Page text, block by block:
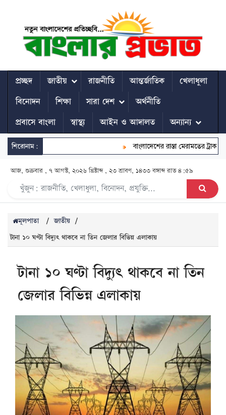
প্রচ্ছদ জাতীয় রাজনীতি আন্তর্জাতিক
খেলাধুলা
বিনোদন
শিক্ষা সারা দেশ
অর্থনীতি
প্রবাসে বাংলা
স্বাস্থ্য আইন ও আদালত অন্যান্য
শিরোনাম: বাংলাদেশের রাস্তা মেরামতের ট্রাক
আজ, শুক্রবার , ৭ আগস্ট, ২০২৬ খ্রিষ্টাব্দ , ২৩ শ্রাবণ, ১৪৩৩ বঙ্গাব্দরাত ৪:৫৯
মূলপাতা / জাতীয় /
টানা ১০ ঘণ্টা বিদ্যুৎ থাকবে না তিন জেলার বিভিন্ন এলাকায়
টানা ১০ ঘণ্টা বিদ্যুৎ থাকবে না তিন
জেলার বিভিন্ন এলাকায়